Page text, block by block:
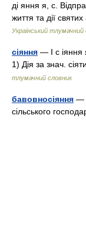
ді яння я, с.
життя та дії
Український тлумачний
сіяння — I с іяння
1) Дія за знач.
тлумачний словник
бавовносіяння —
сільського